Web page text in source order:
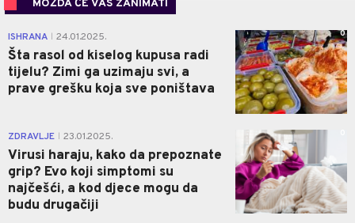
MOŽDA ĆE VAS ZANIMATI
ISHRANA 24.01.2025.
Šta rasol od kiselog kupusa radi
tijelu? Zimi ga uzimaju svi, a
prave grešku koja sve poništava
0
ZDRAVLJE 23.01.2025.
Virusi haraju, kako da prepoznate
grip? Evo koji simptomi su
najčešći, a kod djece mogu da
budu drugačiji